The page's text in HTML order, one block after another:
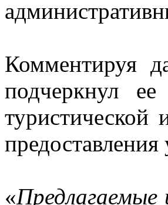
Комментируя
подчеркнул
туристической
«Предлагаемые